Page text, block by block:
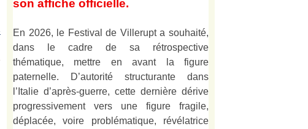
son affiche officielle.
En 2026, le Festival de Villerupt a souhaité,
dans le cadre de sa rétrospective
thématique, mettre en avant la figure
paternelle. D’autorité structurante dans
l’Italie d’après-guerre, cette dernière dérive
progressivement vers une figure fragile,
déplacée, voire problématique, révélatrice